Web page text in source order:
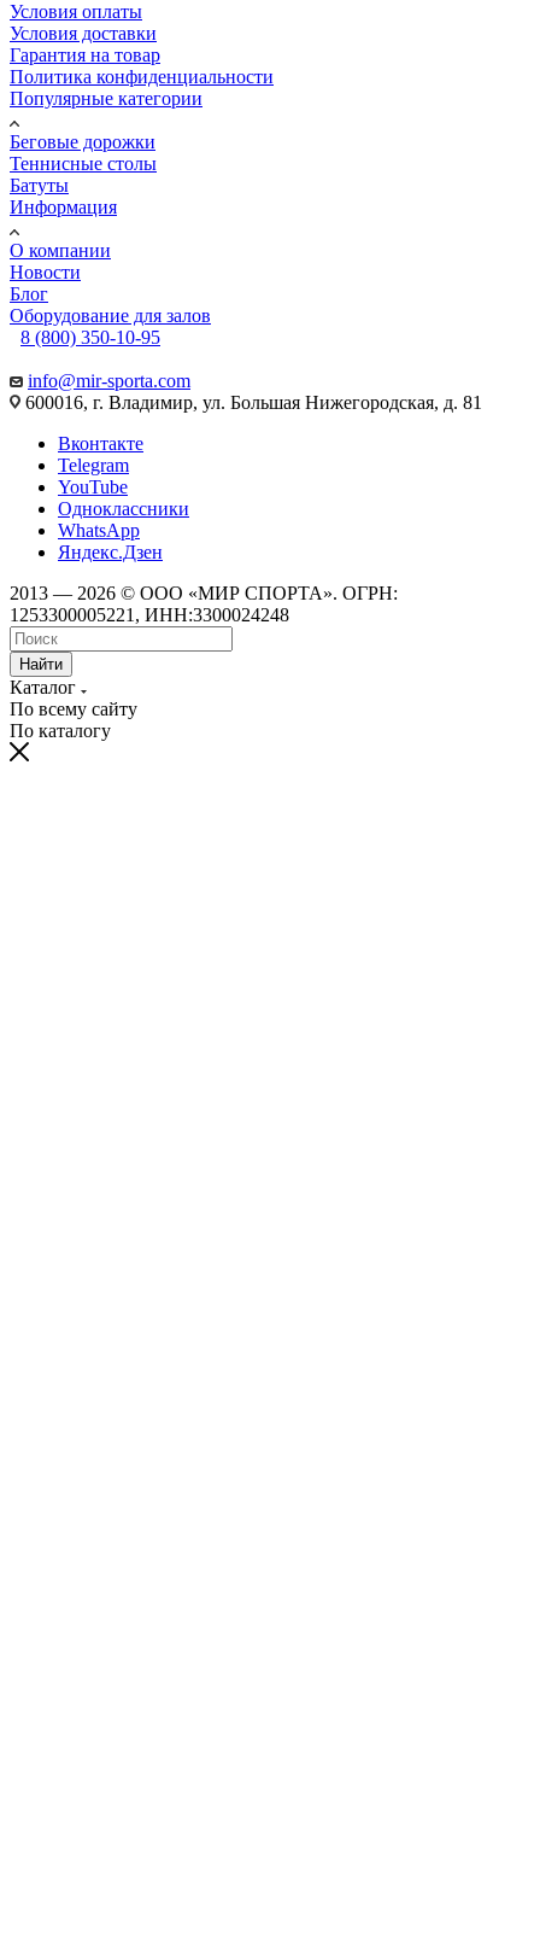
Условия оплаты
Условия доставки
Гарантия на товар
Политика конфиденциальности
Популярные категории
Беговые дорожки
Теннисные столы
Батуты
Информация
О компании
Новости
Блог
Оборудование для залов
8 (800) 350-10-95
info@mir-sporta.com
600016, г. Владимир, ул. Большая Нижегородская, д. 81
Вконтакте
Telegram
YouTube
Одноклассники
WhatsApp
Яндекс.Дзен
2013 — 2026 © ООО «МИР СПОРТА». ОГРН:
1253300005221, ИНН:3300024248
Найти
Каталог
По всему сайту
По каталогу